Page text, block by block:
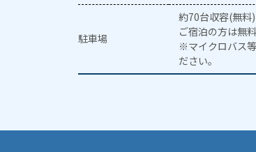
駐車場
約70台収容(無料)
ご宿泊の方は無
※マイクロバス
ださい。